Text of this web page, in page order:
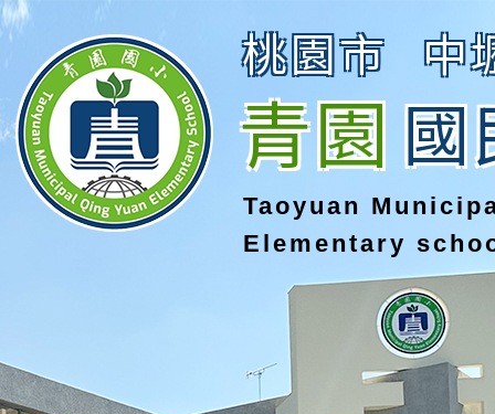
桃園市 中
青園國
Taoyuan
Elementary